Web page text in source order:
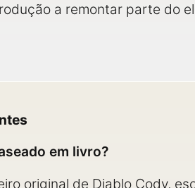
a remontar parte do
em livro?
original de Diablo Cody,